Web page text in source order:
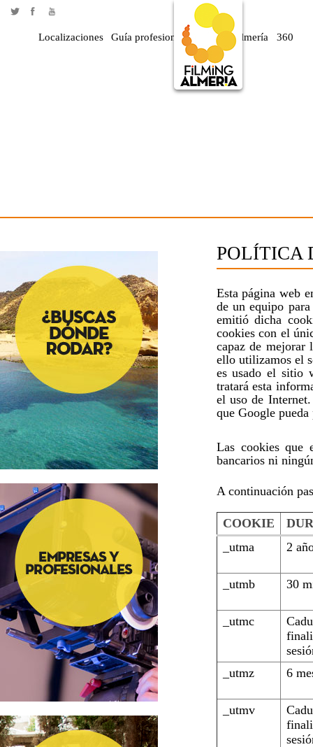
Localizaciones Guía profesional Rodar en Almería 360
POLÍTICA
Esta página web
de un equipo
emitió dicha
cookies con el
capaz de mejorar
ello utilizamos el
es usado el sitio
tratará esta
el uso de
que Google pueda
Las cookies que
bancarios ni
A continuación
COOKIE
_utma
2
_utmb 30
_utmc
_utmz
6
_utmv